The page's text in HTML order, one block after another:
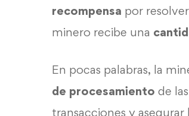
recompensa por
minero recibe una
En pocas palabras, la
de procesamiento de
transacciones y